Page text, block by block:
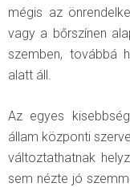
mégis az
vagy a bőrszínen
szemben, továbbá
alatt áll.
Az egyes
állam központi
változtathatnak
sem nézte jó